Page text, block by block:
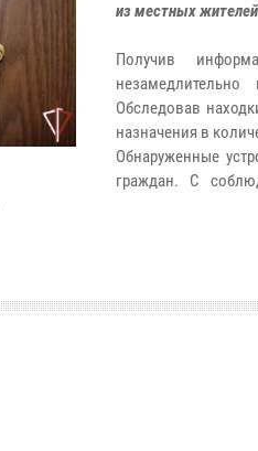
из местных
Получив
Обследовав
назначения в
Обнаруженные
граждан. С